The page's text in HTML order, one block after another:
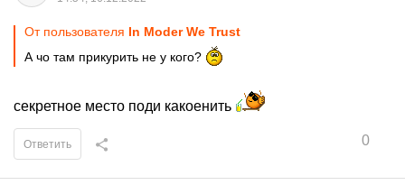
От пользователя In Moder We Trust
А чо там прикурить не у кого?
секретное место поди какоенить
0
Ответить